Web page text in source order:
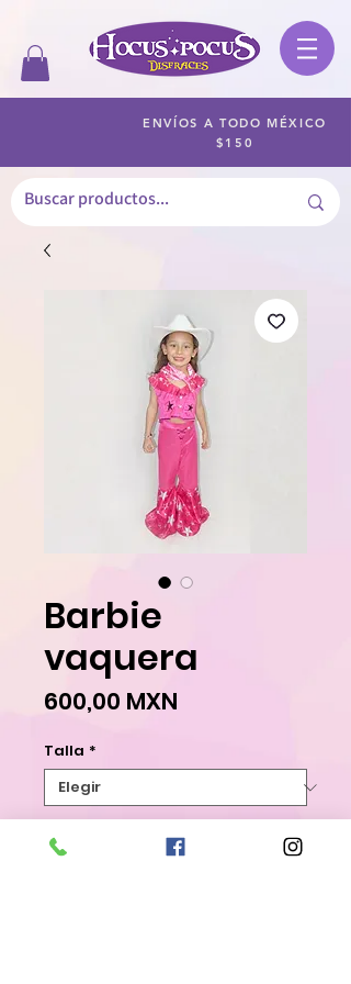
ENVÍOS A TODO MÉXICO
$150
Barbie
vaquera
600,00 MXN
Talla *
Agregar al carrito